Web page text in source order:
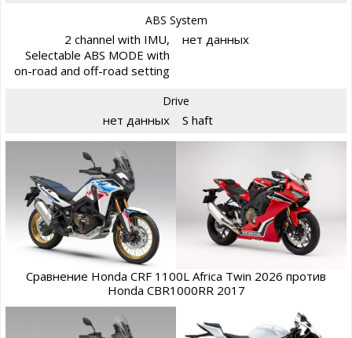
ABS System
2 channel with IMU,
Selectable ABS MODE with
on-road and off-road setting
нет данных
Drive
нет данных S haft
Сравнение Honda CRF 1100L Africa Twin 2026 против
Honda CBR1000RR 2017